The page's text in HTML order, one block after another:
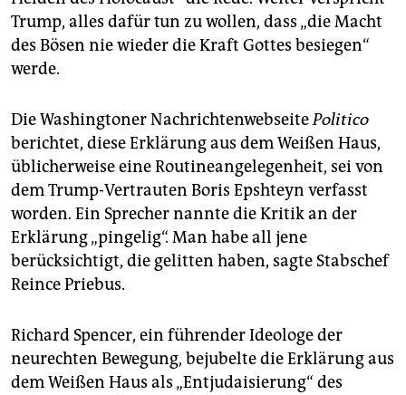
Trump, alles dafür tun zu wollen, dass „die Macht
des Bösen nie wieder die Kraft Gottes besiegen“
werde.
Die Washingtoner NachrichtenwebseitePolitico
berichtet, diese Erklärung aus dem Weißen Haus,
üblicherweise eine Routineangelegenheit, sei von
dem Trump-Vertrauten Boris Epshteyn verfasst
worden. Ein Sprecher nannte die Kritik an der
Erklärung „pingelig“. Man habe all jene
berücksichtigt, die gelitten haben, sagte Stabschef
Reince Priebus.
Richard Spencer, ein führender Ideologe der
neurechten Bewegung, bejubelte die Erklärung aus
dem Weißen Haus als „Entjudaisierung“ des